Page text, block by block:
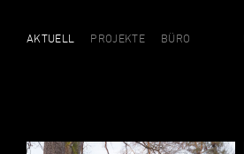
AKTUELL PROJEKTE BÜRO